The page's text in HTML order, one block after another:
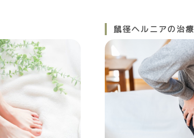
鼠径ヘルニアの治療